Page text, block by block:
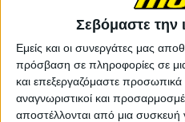
Σεβόμαστε την
Εμείς και οι συνεργάτες μας
πρόσβαση σε πληροφορίες σε
και επεξεργαζόμαστε
αναγνωριστικοί και
αποστέλλονται από μια συσκευή